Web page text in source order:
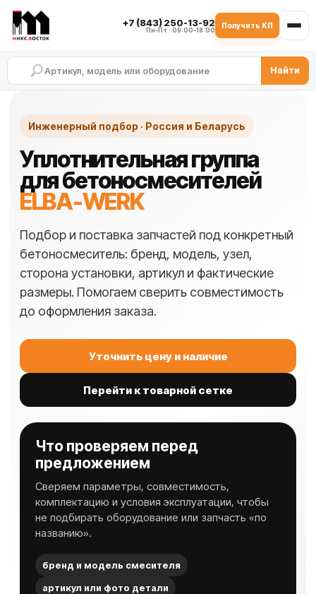
+7 (843) 250-13-92
Пн–Пт · 09:00–18:00
Получить КП
Найти
Инженерный подбор · Россия и Беларусь
Уплотнительная группа
для бетоносмесителей
ELBA-WERK
Подбор и поставка запчастей под конкретный
бетоносмеситель: бренд, модель, узел,
сторона установки, артикул и фактические
размеры. Помогаем сверить совместимость
до оформления заказа.
Уточнить цену и наличие
Перейти к товарной сетке
Что проверяем перед
предложением
Сверяем параметры, совместимость,
комплектацию и условия эксплуатации, чтобы
не подбирать оборудование или запчасть «по
названию».
бренд и модель смесителя
артикул или фото детали